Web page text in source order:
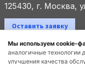
Мы используем cookie-
аналогичные технологии
улучшения качества
125430, г. Москва,
Оставить заявку